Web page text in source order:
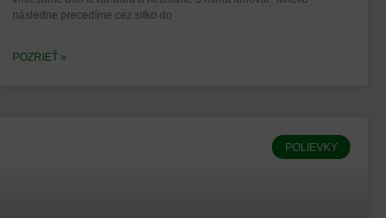
následne precedíme cez sitko do
POZRIEŤ »
POLIEVKY